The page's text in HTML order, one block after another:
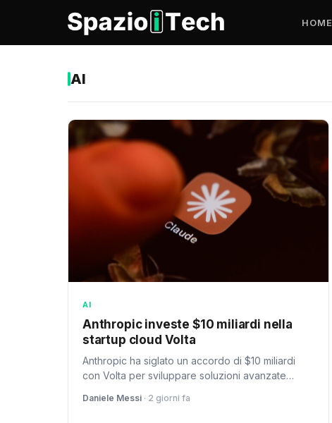
HOME
AI
AI
Anthropic investe $10 miliardi nella
startup cloud Volta
Anthropic ha siglato un accordo di $10 miliardi
con Volta per sviluppare soluzioni avanzate
cloud computing. Questa alleanza può aprire
Daniele Messi · 2 giorni fa